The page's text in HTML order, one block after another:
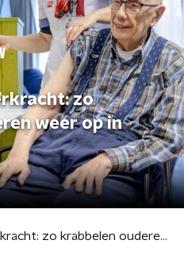
zo
weer op in
Verdriet en veerkracht: zo krabbelen ouderen weer op in coronatijd